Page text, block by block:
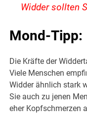
Widder sollten
Mond-Tipp:
Die Kräfte der
Viele Menschen
Widder ähnlich stark
Sie auch zu jenen
eher Kopfschmerzen